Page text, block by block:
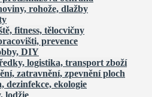
rohože, dlažby
fitness, tělocvičny
prevence
DIY
logistika, transport zboží
zatravnění, zpevnění ploch
dezinfekce, ekologie
lodžie